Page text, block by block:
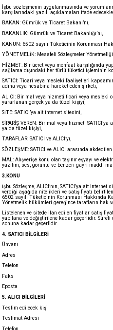
İşbu sözleşmenin uygulanmasında ve
karşılarındaki yazılı açıklamaları ifade
BAKAN: Gümrük ve Ticaret Bakanı’nı,
BAKANLIK: Gümrük ve Ticaret Bakanlığı’nı,
KANUN: 6502 sayılı Tüketicinin Korunması
YÖNETMELİK: Mesafeli Sözleşmeler
HİZMET: Bir ücret veya menfaat karşılığında
sağlama dışındaki her türlü tüketici işleminin
SATICI: Ticari veya mesleki faaliyetleri
adına veya hesabına hareket eden şirketi,
ALICI: Bir mal veya hizmeti ticari veya mesleki
yararlanan gerçek ya da tüzel kişiyi,
SİTE: SATICI’ya ait internet sitesini,
SİPARİŞ VEREN: Bir mal veya hizmeti
ya da tüzel kişiyi,
TARAFLAR: SATICI ve ALICI’yı,
SÖZLEŞME: SATICI ve ALICI arasında
MAL: Alışverişe konu olan taşınır eşyayı ve
yazılım, ses, görüntü ve benzeri gayri maddi
3.KONU
İşbu Sözleşme, ALICI’nın, SATICI’ya ait
verdiği aşağıda nitelikleri ve satış fiyatı
6502 sayılı Tüketicinin Korunması Hakkında
Yönetmelik hükümleri gereğince tarafların hak
Listelenen ve sitede ilan edilen fiyatlar satış
yapılana ve değiştirilene kadar geçerlidir.
sonuna kadar geçerlidir.
4. SATICI BİLGİLERİ
Ünvanı
Adres
Telefon
Faks
Eposta
5. ALICI BİLGİLERİ
Teslim edilecek kişi
Teslimat Adresi
Telefon